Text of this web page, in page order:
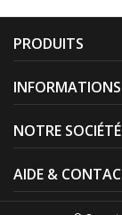
PRODUITS
INFORMATIONS
NOTRE SOCIÉTÉ
AIDE &